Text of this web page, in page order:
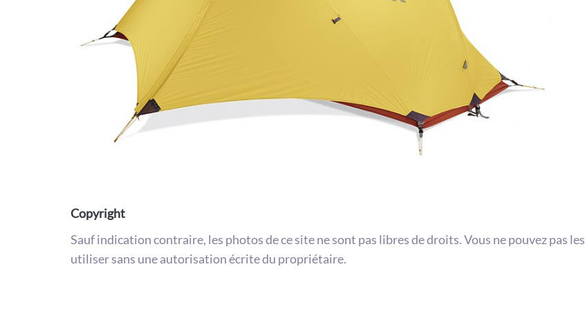
Copyright
Sauf indication contraire, les photos de ce site ne sont pas libres de droits. Vous ne pouvez pas les
utiliser sans une autorisation écrite du propriétaire.